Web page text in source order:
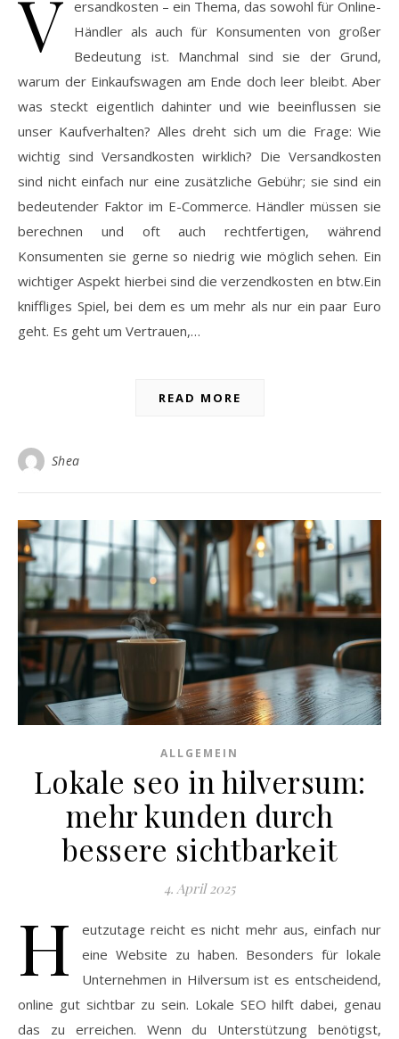
V ersandkosten – ein Thema, das sowohl für Online-
Händler als auch für Konsumenten von großer
Bedeutung ist. Manchmal sind sie der Grund,
warum der Einkaufswagen am Ende doch leer bleibt. Aber
was steckt eigentlich dahinter und wie beeinflussen sie
unser Kaufverhalten? Alles dreht sich um die Frage: Wie
wichtig sind Versandkosten wirklich? Die Versandkosten
sind nicht einfach nur eine zusätzliche Gebühr; sie sind ein
bedeutender Faktor im E-Commerce. Händler müssen sie
berechnen und oft auch rechtfertigen, während
Konsumenten sie gerne so niedrig wie möglich sehen. Ein
wichtiger Aspekt hierbei sind die verzendkosten en btw.Ein
kniffliges Spiel, bei dem es um mehr als nur ein paar Euro
geht. Es geht um Vertrauen,…
READ MORE
Shea
ALLGEMEIN
Lokale seo in hilversum:
mehr kunden durch
bessere sichtbarkeit
4. April 2025
H
eutzutage reicht es nicht mehr aus, einfach nur
eine Website zu haben. Besonders für lokale
Unternehmen in Hilversum ist es entscheidend,
online gut sichtbar zu sein. Lokale SEO hilft dabei, genau
das zu erreichen. Wenn du Unterstützung benötigst,